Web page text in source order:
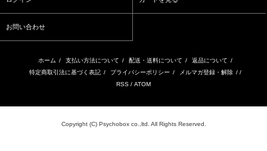
お問い合わせ
ホーム / 支払い方法について / 配送・送料について / 返品について /
特定商取引法に基づく表記 / プライバシーポリシー / メルマガ登録・解除 / /
RSS / ATOM
Copyright (C) Psychobox co.,ltd. All Rights Reserved.